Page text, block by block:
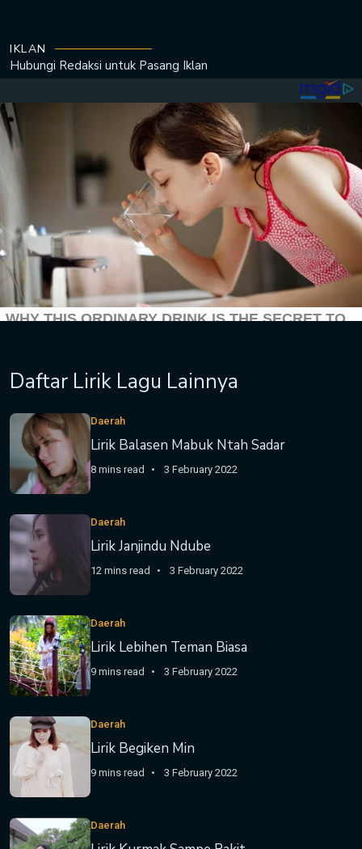
IKLAN
Hubungi Redaksi untuk Pasang Iklan
Daftar Lirik Lagu Lainnya
Daerah
Lirik Balasen Mabuk Ntah Sadar
8 mins read 3 February 2022
Daerah
Lirik Janjindu Ndube
12 mins read 3 February 2022
Daerah
Lirik Lebihen Teman Biasa
9 mins read 3 February 2022
Daerah
Lirik Begiken Min
9 mins read 3 February 2022
Daerah